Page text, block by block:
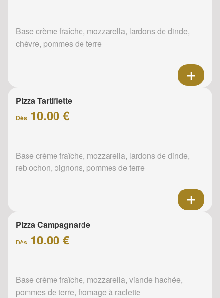
Base crème fraîche, mozzarella, lardons de dinde,
chèvre, pommes de terre
Pizza Tartiflette
Dès 10.00 €
Base crème fraîche, mozzarella, lardons de dinde,
reblochon, oignons, pommes de terre
Pizza Campagnarde
Dès 10.00 €
Base crème fraîche, mozzarella, viande hachée,
pommes de terre, fromage à raclette